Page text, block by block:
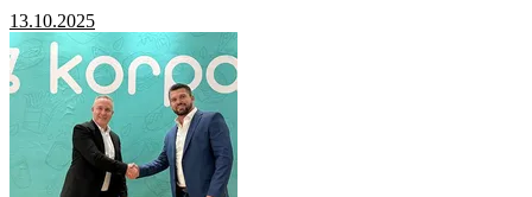
13.10.2025